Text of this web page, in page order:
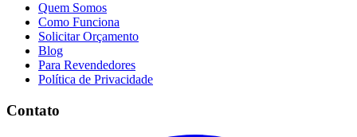
Quem Somos
Como Funciona
Solicitar Orçamento
Blog
Para Revendedores
Política de Privacidade
Contato